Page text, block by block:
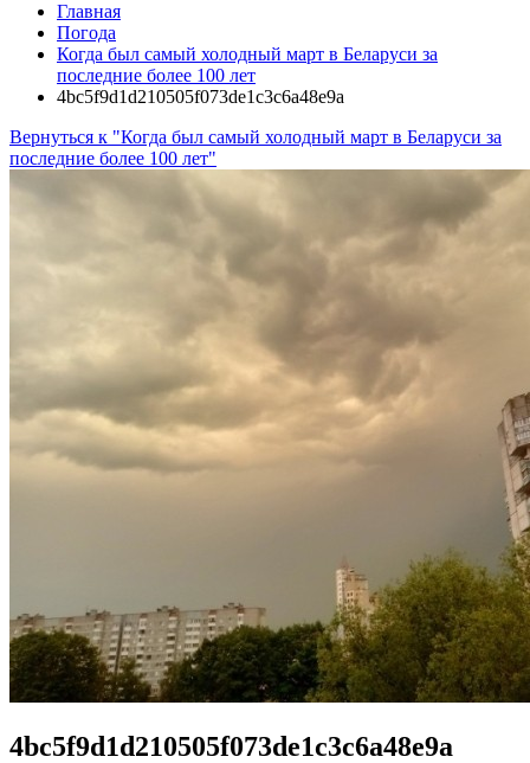
Главная
Погода
Когда был самый холодный март в Беларуси за
последние более 100 лет
4bc5f9d1d210505f073de1c3c6a48e9a
Вернуться к "Когда был самый холодный март в Беларуси за
последние более 100 лет"
4bc5f9d1d210505f073de1c3c6a48e9a